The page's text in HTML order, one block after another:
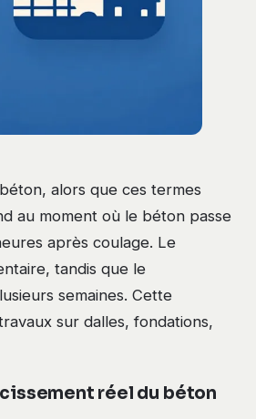
alors que ces termes
au moment où le béton passe
après coulage. Le
tandis que le
semaines. Cette
sur dalles, fondations,
réel du béton